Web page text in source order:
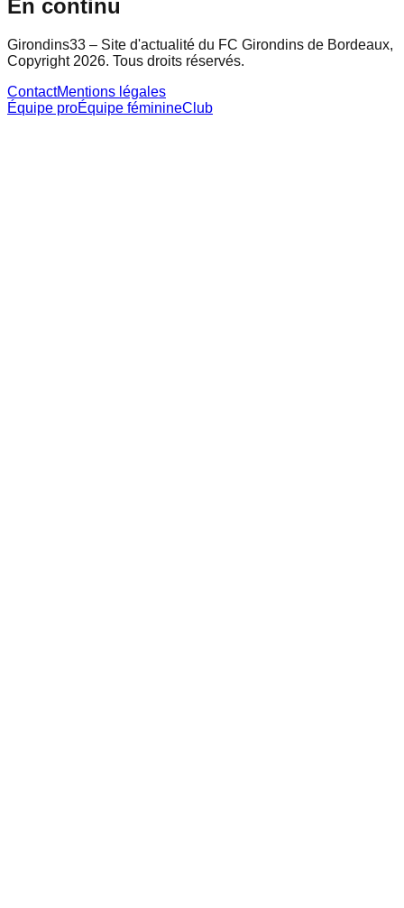
En continu
Girondins33 – Site d'actualité du FC Girondins de Bordeaux,
Copyright 2026. Tous droits réservés.
ContactMentions légales
Équipe proÉquipe féminineClub